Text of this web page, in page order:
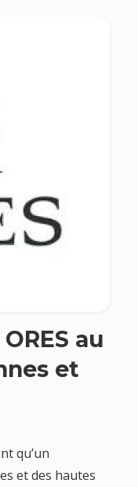
au
et
qu’un
et des hautes